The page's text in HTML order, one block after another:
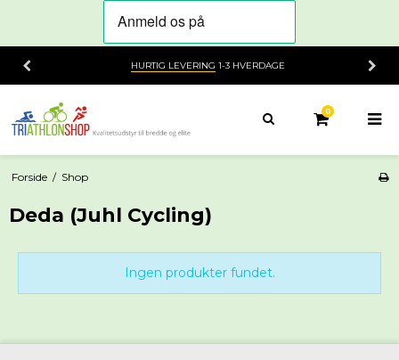
HURTIG LEVERING 1-3 HVERDAGE
0
Forside / Shop
Deda (Juhl Cycling)
Ingen produkter fundet.